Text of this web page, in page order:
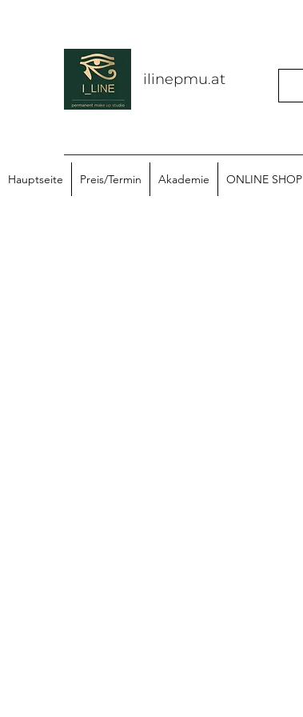
ilinepmu.at
Hauptseite Preis/Termin Akademie ONLINE SHOP